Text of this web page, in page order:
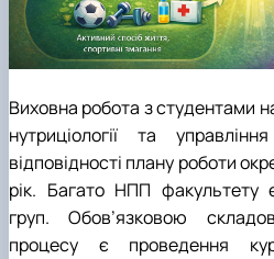
Матеріально-
Бази
Інформація
Виховна робота з студентами
нутриціології та
відповідності плану роботи
рік. Багато НПП факультету
груп. Обов’язковою
процесу є проведення